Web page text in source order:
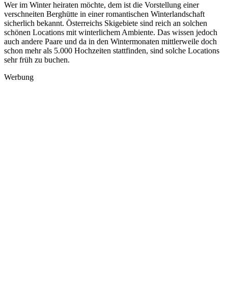
Wer im Winter heiraten möchte, dem ist die Vorstellung einer
verschneiten Berghütte in einer romantischen Winterlandschaft
sicherlich bekannt. Österreichs Skigebiete sind reich an solchen
schönen Locations mit winterlichem Ambiente. Das wissen jedoch
auch andere Paare und da in den Wintermonaten mittlerweile doch
schon mehr als 5.000 Hochzeiten stattfinden, sind solche Locations
sehr früh zu buchen.
Werbung